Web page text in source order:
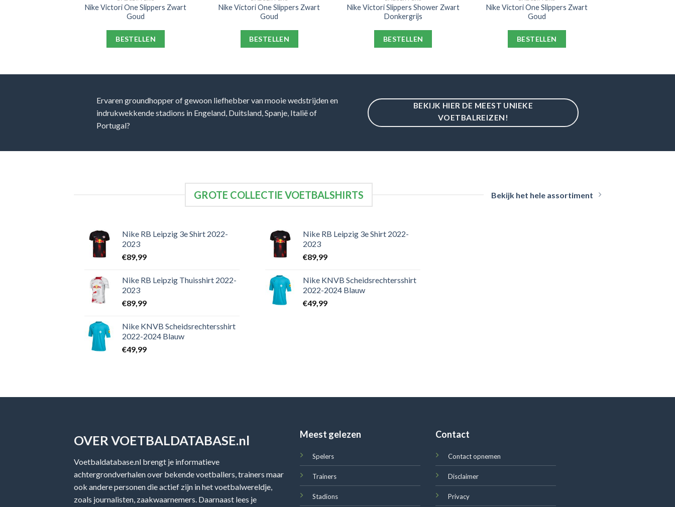
Nike Victori One Slippers Zwart
Goud
BESTELLEN
Nike Victori One Slippers Zwart
Goud
BESTELLEN
Nike Victori Slippers Shower Zwart
Donkergrijs
BESTELLEN
Nike Victori One Slippers Zwart
Goud
BESTELLEN
Ervaren groundhopper of gewoon liefhebber van mooie wedstrijden en
indrukwekkende stadions in Engeland, Duitsland, Spanje, Italië of
Portugal?
BEKIJK HIER DE MEEST UNIEKE
VOETBALREIZEN!
GROTE COLLECTIE VOETBALSHIRTS Bekijk het hele assortiment
Nike RB Leipzig 3e Shirt 2022-
2023
€89,99
Nike RB Leipzig Thuisshirt 2022-
2023
€89,99
Nike KNVB Scheidsrechtersshirt
2022-2024 Blauw
€49,99
Nike RB Leipzig 3e Shirt 2022-
2023
€89,99
Nike KNVB Scheidsrechtersshirt
2022-2024 Blauw
€49,99
OVER VOETBALDATABASE.nl
Voetbaldatabase.nl brengt je informatieve
achtergrondverhalen over bekende voetballers, trainers maar
ook andere personen die actief zijn in het voetbalwereldje,
zoals journalisten, zaakwaarnemers. Daarnaast lees je
Meest gelezen
Spelers
Trainers
Stadions
Contact
Contact opnemen
Disclaimer
Privacy